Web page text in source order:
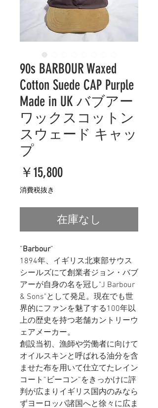
90s BARBOUR Waxed
Cotton Suede CAP Purple
Made in UK バブアー
ワックスコットン
スウェード キャッ
プ
￥15,800価
消費税抜き
在庫なし
”Barbour”
1894年、イギリス北東部サウス
シールズにて創業者ジョン・バブ
アーが自身の名を冠し"J Barbour
& Sons"として発足。現在でも世
界的にファンを魅了する100年以
上の歴史を持つ老舗カントリーウ
ェアメーカー。
創設当初、漁師や労働者に向けて
オイルスキンと呼ばれる油分を含
ませた布を用いて仕立てたレイン
コート”ビーコン”をきっかけに評
判が広まりイギリス国内のみなら
ずヨーロッパ諸国へと徐々に広ま